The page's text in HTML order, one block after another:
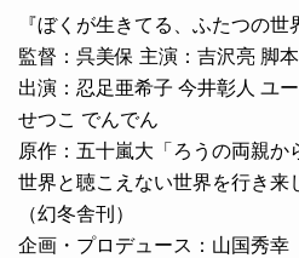
『ぼくが生きてる、ふたつの世
監督：呉美保 主演：吉沢亮 脚
出演：忍足亜希子 今井彰人 ユ
せつこ でんでん
原作：五十嵐大「ろうの両親か
世界と聴こえない世界を行き来
（幻冬舎刊）
企画・プロデュース：山国秀幸